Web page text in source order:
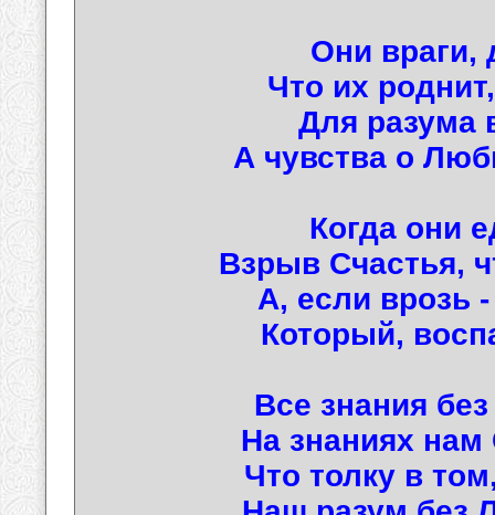
Они враги,
Что их
Для разума
А чувства о
Когда они
Взрыв Счастья,
А, если врозь
Который,
Все знания
На знаниях нам
Что толку в